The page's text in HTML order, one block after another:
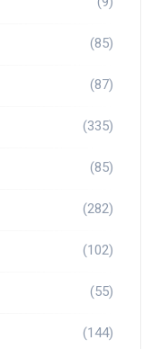
(85)
(87)
(335)
(85)
(282)
(102)
(55)
(144)